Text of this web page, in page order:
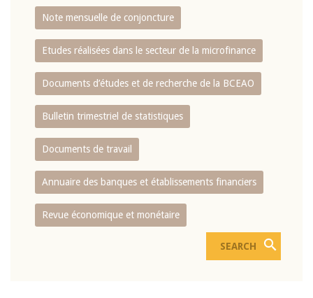
Note mensuelle de conjoncture
Etudes réalisées dans le secteur de la microfinance
Documents d’études et de recherche de la BCEAO
Bulletin trimestriel de statistiques
Documents de travail
Annuaire des banques et établissements financiers
Revue économique et monétaire